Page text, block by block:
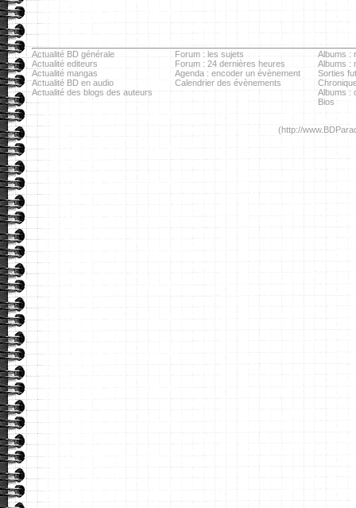
Actualité BD générale
Actualité editeurs
Actualité mangas
Actualité BD en audio
Actualité des blogs des auteurs
Forum : les sujets
Forum : 24 dernières heures
Agenda : encoder un évènement
Calendrier des évènements
Albums :
Albums :
Sorties
Albums :
Bios
(http://